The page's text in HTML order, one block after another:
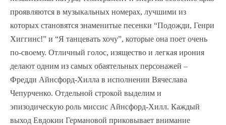
проявляются в музыкальных номерах, лучшими из
которых становятся знаменитые песенки “Подожди, Генри
Хиггинс!” и “Я танцевать хочу”, которые она поет очень
по-своему. Отличный голос, изящество и легкая ирония
делают одним из самых обаятельных персонажей –
Фредди Айнсфорд-Хилла в исполнении Вячеслава
Чепурченко. Отдельной строкой выделим и
эпизодическую роль миссис Айнсфорд-Хилл. Каждый
выход Евдокии Германовой приковывает внимание